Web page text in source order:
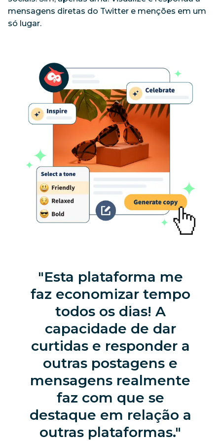
mensagens diretas do Twitter e menções em um
só lugar.
Esta plataforma me
faz economizar tempo
todos os dias! A
capacidade de dar
curtidas e responder a
outras postagens e
mensagens realmente
faz com que se
destaque em relação a
outras plataformas.